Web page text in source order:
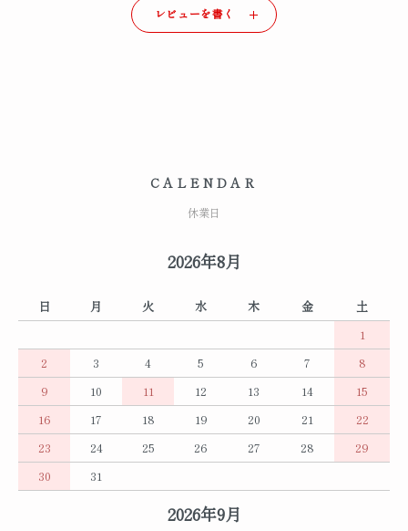
レビューを書く
CALENDAR
休業日
2026年8月
日 月 火 水 木 金
土
1
2
3 4 5 6 7
8
9
10 11 12 13 14
15
16
17 18 19 20 21
22
23
24 25 26 27 28
29
30
31
2026年9月